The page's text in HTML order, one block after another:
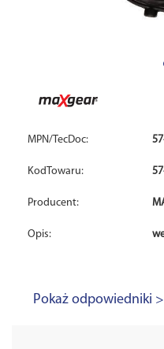
MPN/TecDoc:
KodTowaru:
Producent:
Opis:
Pokaż odpowiedniki >